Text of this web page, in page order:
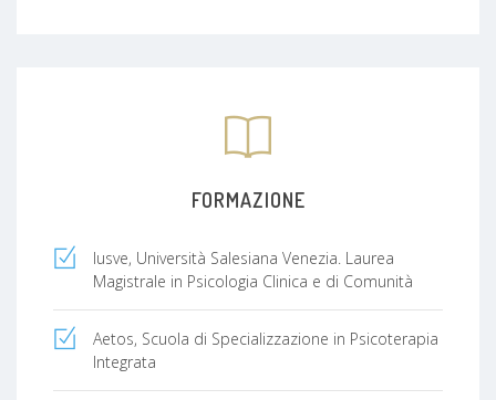
FORMAZIONE
Iusve, Università Salesiana Venezia. Laurea
Magistrale in Psicologia Clinica e di Comunità
Aetos, Scuola di Specializzazione in Psicoterapia
Integrata